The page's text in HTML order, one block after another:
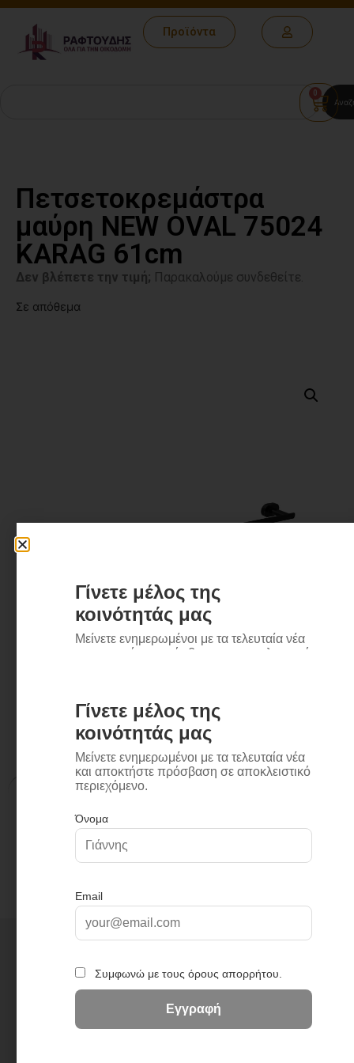
Προϊόντα
0
Πετσετοκρεμάστρα
μαύρη NEW OVAL 75024
KARAG 61cm
Δεν βλέπετε την τιμή; Παρακαλούμε συνδεθείτε.
Σε απόθεμα
Περιγραφή Επιπλέον πληροφορίες
Περιγραφή
Διαστάσεις: 6,5 x 61 x 3,3 cm